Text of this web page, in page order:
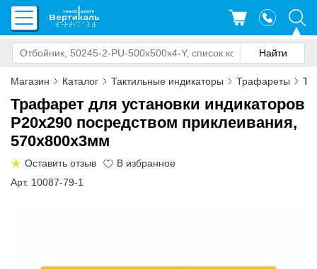
Магазин Каталог Тактильные индикаторы Трафареты
Трафарет для установки индикаторов
Р20х290 посредством приклеивания,
570х800x3мм
Оставить отзыв
Арт. 10087-79-1